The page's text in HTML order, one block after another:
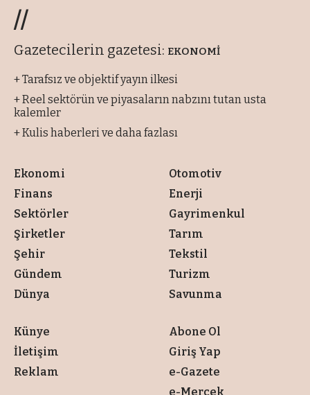
//
Gazetecilerin gazetesi: EKONOMİ
+ Tarafsız ve objektif yayın ilkesi
+ Reel sektörün ve piyasaların nabzını tutan usta
kalemler
+ Kulis haberleri ve daha fazlası
Ekonomi
Finans
Sektörler
Şirketler
Şehir
Gündem
Dünya
Otomotiv
Enerji
Gayrimenkul
Tarım
Tekstil
Turizm
Savunma
Künye
İletişim
Reklam
Abone Ol
Giriş Yap
e-Gazete
e-Mercek